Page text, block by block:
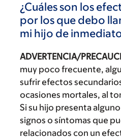
¿Cuáles son los
por los que debo
mi hijo de
ADVERTENCIA/
muy poco frecuente,
sufrir efectos
ocasiones mortales, al
Si su hijo presenta
signos o síntomas que
relacionados con un